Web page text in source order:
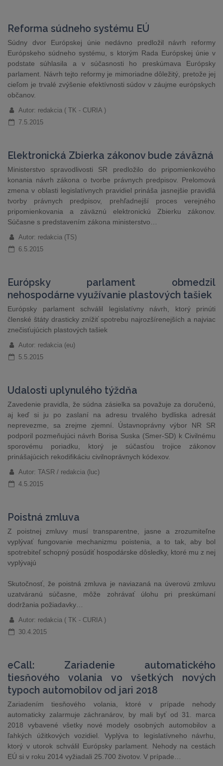
Reforma súdneho systému EÚ
Súdny dvor Európskej únie nedávno predložil návrh reformy
Európskeho súdneho systému, s ktorým Rada Európskej únie v
podstate súhlasila a v súčasnosti ho preskúmava Európsky
parlament. Návrh tejto reformy je mimoriadne dôležitý, pretože jej
cieľom je trvalé zvýšenie efektívnosti súdov v záujme európskych
občanov.
Autor: redakcia ( TK - CURIA )
7.5.2015
Elektronická Zbierka zákonov bude záväzná
Ministerstvo spravodlivosti SR predložilo do pripomienkového
konania návrh zákona o tvorbe právnych predpisov. Prelomová
zmena v oblasti legislatívnych pravidiel prináša jasnejšie pravidlá
tvorby právnych predpisov, prehľadnejší proces verejného
pripomienkovania a záväznú elektronickú Zbierku zákonov.
Súčasne s predstavením zákona ministerstvo…
Autor: redakcia (TS)
6.5.2015
Európsky parlament obmedzil
nehospodárne využívanie plastových tašiek
Európsky parlament schválil legislatívny návrh, ktorý prinúti
členské štáty drasticky znížiť spotrebu najrozšírenejších a najviac
znečisťujúcich plastových tašiek
Autor: redakcia (eu)
5.5.2015
Udalosti uplynulého týždňa
Zavedenie pravidla, že súdna zásielka sa považuje za doručenú,
aj keď si ju po zaslaní na adresu trvalého bydliska adresát
neprevezme, sa zrejme zjemní. Ústavnoprávny výbor NR SR
podporil pozmeňujúci návrh Borisa Suska (Smer-SD) k Civilnému
sporovému poriadku, ktorý je súčasťou trojice zákonov
prinášajúcich rekodifikáciu civilnoprávnych kódexov.
Autor: TASR / redakcia (luc)
4.5.2015
Poistná zmluva
Z poistnej zmluvy musí transparentne, jasne a zrozumiteľne
vyplývať fungovanie mechanizmu poistenia, a to tak, aby bol
spotrebiteľ schopný posúdiť hospodárske dôsledky, ktoré mu z nej
vyplývajú
Skutočnosť, že poistná zmluva je naviazaná na úverovú zmluvu
uzatváranú súčasne, môže zohrávať úlohu pri preskúmaní
dodržania požiadavky…
Autor: redakcia ( TK - CURIA )
30.4.2015
eCall: Zariadenie automatického
tiesňového volania vo všetkých nových
typoch automobilov od jari 2018
Zariadením tiesňového volania, ktoré v prípade nehody
automaticky zalarmuje záchranárov, by mali byť od 31. marca
2018 vybavené všetky nové modely osobných automobilov a
ľahkých úžitkových vozidiel. Vyplýva to legislatívneho návrhu,
ktorý v utorok schválil Európsky parlament. Nehody na cestách
EÚ si v roku 2014 vyžiadali 25.700 životov. V prípade…